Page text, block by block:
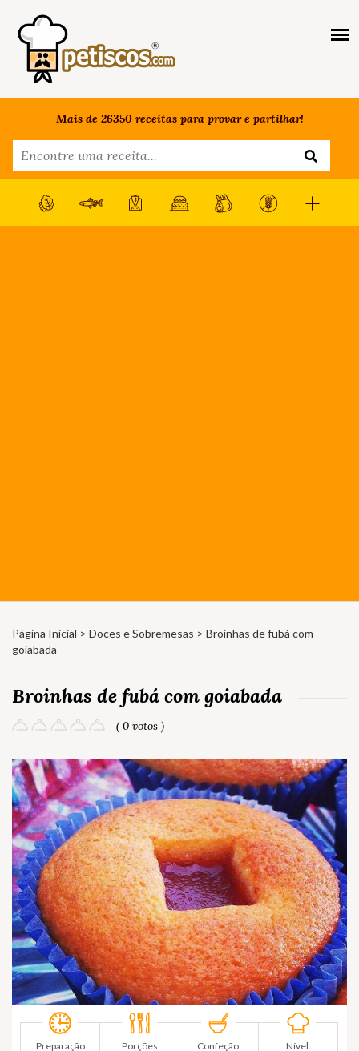
Mais de 26350 receitas para provar e partilhar!
Página Inicial > Doces e Sobremesas > Broinhas de fubá com
goiabada
Broinhas de fubá com goiabada
( 0 votos )
Preparação Porções Confeção: Nível: